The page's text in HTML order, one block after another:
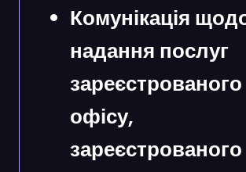
Комунікація
надання послуг
зареєстрованого
офісу,
зареєстрованого